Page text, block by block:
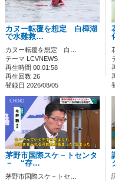
カヌー転覆を想定 白樺湖
で水難救…
カヌー転覆を想定 白…
テーマ LCVNEWS
再生時間 00:01:58
再生回数 26
登録日 2026/08/05
茅野市国際スケ－トセンタ
－ “存…
茅野市国際スケ－トセ…